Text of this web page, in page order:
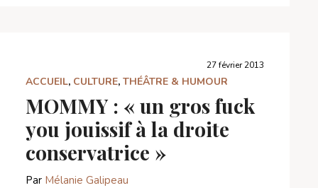
27 février 2013
ACCUEIL, CULTURE, THÉÂTRE & HUMOUR
MOMMY : « un gros fuck
you jouissif à la droite
conservatrice »
Par Mélanie Galipeau